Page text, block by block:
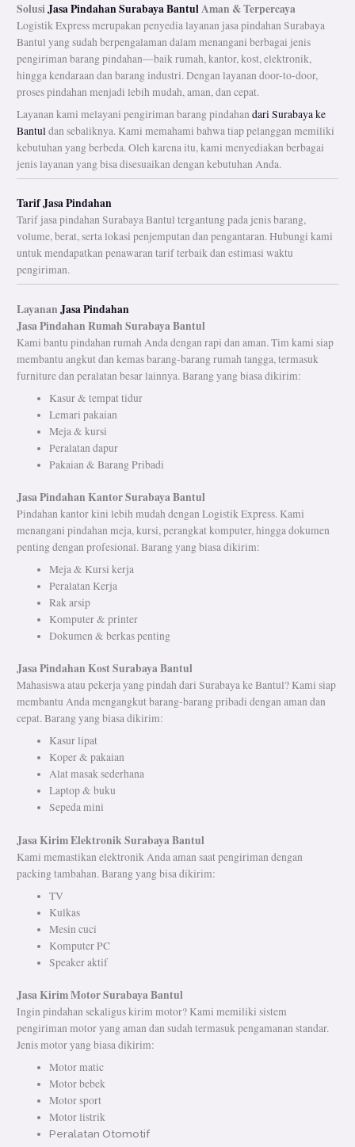
SolusiJasa Pindahan Surabaya BantulAman & Terpercaya
Logistik Express merupakan penyedia layanan jasa pindahan Surabaya
Bantul yang sudah berpengalaman dalam menangani berbagai jenis
pengiriman barang pindahan—baik rumah, kantor, kost, elektronik,
hingga kendaraan dan barang industri. Dengan layanan door-to-door,
proses pindahan menjadi lebih mudah, aman, dan cepat.
Layanan kami melayani pengiriman barang pindahandari Surabaya ke
Bantuldan sebaliknya. Kami memahami bahwa tiap pelanggan memiliki
kebutuhan yang berbeda. Oleh karena itu, kami menyediakan berbagai
jenis layanan yang bisa disesuaikan dengan kebutuhan Anda.
Tarif Jasa Pindahan
Tarif jasa pindahan Surabaya Bantul tergantung pada jenis barang,
volume, berat, serta lokasi penjemputan dan pengantaran. Hubungi kami
untuk mendapatkan penawaran tarif terbaik dan estimasi waktu
pengiriman.
LayananJasa Pindahan
Jasa Pindahan RumahSurabaya Bantul
Kami bantu pindahan rumah Anda dengan rapi dan aman. Tim kami siap
membantu angkut dan kemas barang-barang rumah tangga, termasuk
furniture dan peralatan besar lainnya. Barang yang biasa dikirim:
Kasur & tempat tidur
Lemari pakaian
Meja & kursi
Peralatan dapur
Pakaian & Barang Pribadi
Jasa Pindahan Kantor Surabaya Bantul
Pindahan kantor kini lebih mudah dengan Logistik Express. Kami
menangani pindahan meja, kursi, perangkat komputer, hingga dokumen
penting dengan profesional. Barang yang biasa dikirim:
Meja & Kursi kerja
Peralatan Kerja
Rak arsip
Komputer & printer
Dokumen & berkas penting
Jasa Pindahan Kost Surabaya Bantul
Mahasiswa atau pekerja yang pindah dari Surabaya ke Bantul? Kami siap
membantu Anda mengangkut barang-barang pribadi dengan aman dan
cepat. Barang yang biasa dikirim:
Kasur lipat
Koper & pakaian
Alat masak sederhana
Laptop & buku
Sepeda mini
Jasa Kirim Elektronik Surabaya Bantul
Kami memastikan elektronik Anda aman saat pengiriman dengan
packing tambahan. Barang yang bisa dikirim:
TV
Kulkas
Mesin cuci
Komputer PC
Speaker aktif
Jasa Kirim Motor Surabaya Bantul
Ingin pindahan sekaligus kirim motor? Kami memiliki sistem
pengiriman motor yang aman dan sudah termasuk pengamanan standar.
Jenis motor yang biasa dikirim:
Motor matic
Motor bebek
Motor sport
Motor listrik
Peralatan Otomotif